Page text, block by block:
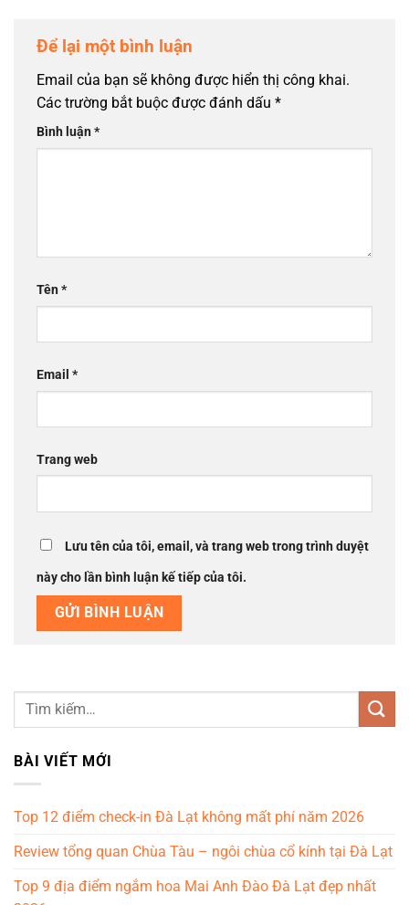
Để lại một bình luận
Email của bạn sẽ không được hiển thị công khai.
Các trường bắt buộc được đánh dấu *
Bình luận*
Tên*
Email *
Trang web
Lưu tên của tôi, email, và trang web trong trình duyệt
này cho lần bình luận kế tiếp của tôi.
BÀI VIẾT MỚI
Top 12 điểm check-in Đà Lạt không mất phí năm 2026
Review tổng quan Chùa Tàu – ngôi chùa cổ kính tại Đà Lạt
Top 9 địa điểm ngắm hoa Mai Anh Đào Đà Lạt đẹp nhất